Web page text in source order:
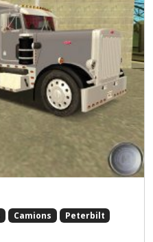
Camions
Peterbilt